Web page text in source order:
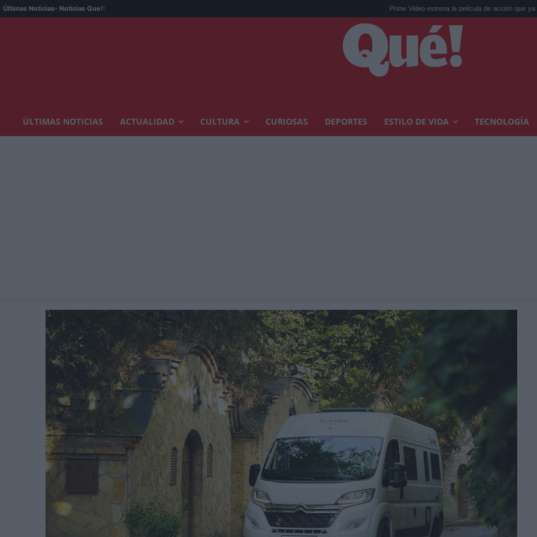
Últimas Noticias- Noticias Que!: Prime Video estrena la película de acción que ya a...
ÚLTIMAS NOTICIAS ACTUALIDAD CULTURA CURIOSAS DEPORTES ESTILO DE VIDA TECNOLOGÍA